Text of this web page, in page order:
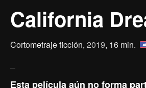
California
Cortometraje ficción, 2019, 16 min.
Esta película aún no forma